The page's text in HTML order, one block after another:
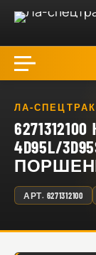
ЛА-СПЕЦТРАК
4D95L/
ПОРШЕНЬ]
АРТ. 6271312100